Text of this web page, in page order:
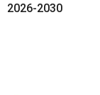
2026-2030